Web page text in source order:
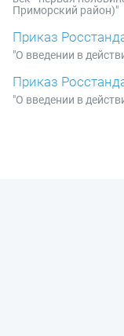
Приморский район)"
Приказ
"О введении в
Приказ
"О введении в